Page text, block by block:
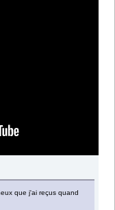
que j'ai reçus quand